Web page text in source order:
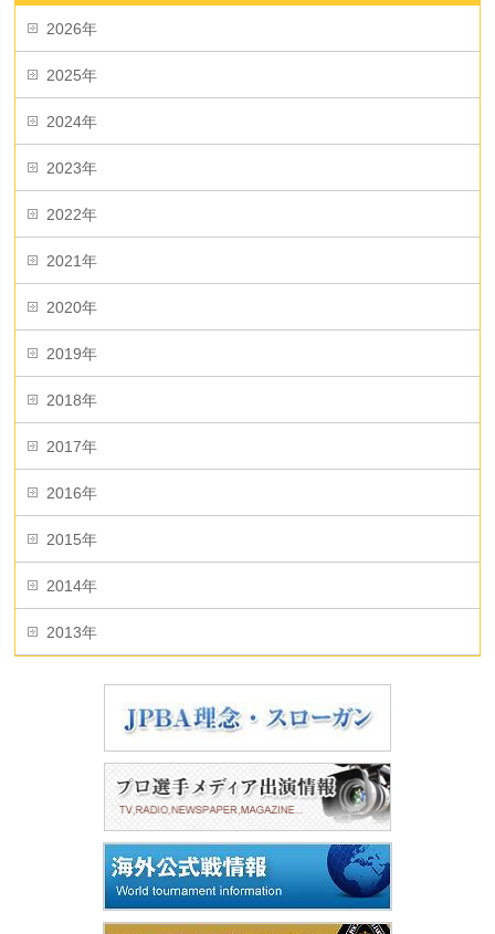
2026年
2025年
2024年
2023年
2022年
2021年
2020年
2019年
2018年
2017年
2016年
2015年
2014年
2013年